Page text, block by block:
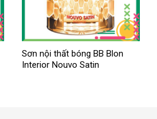
Sơn nội thất bóng BB Blon
Interior Nouvo Satin